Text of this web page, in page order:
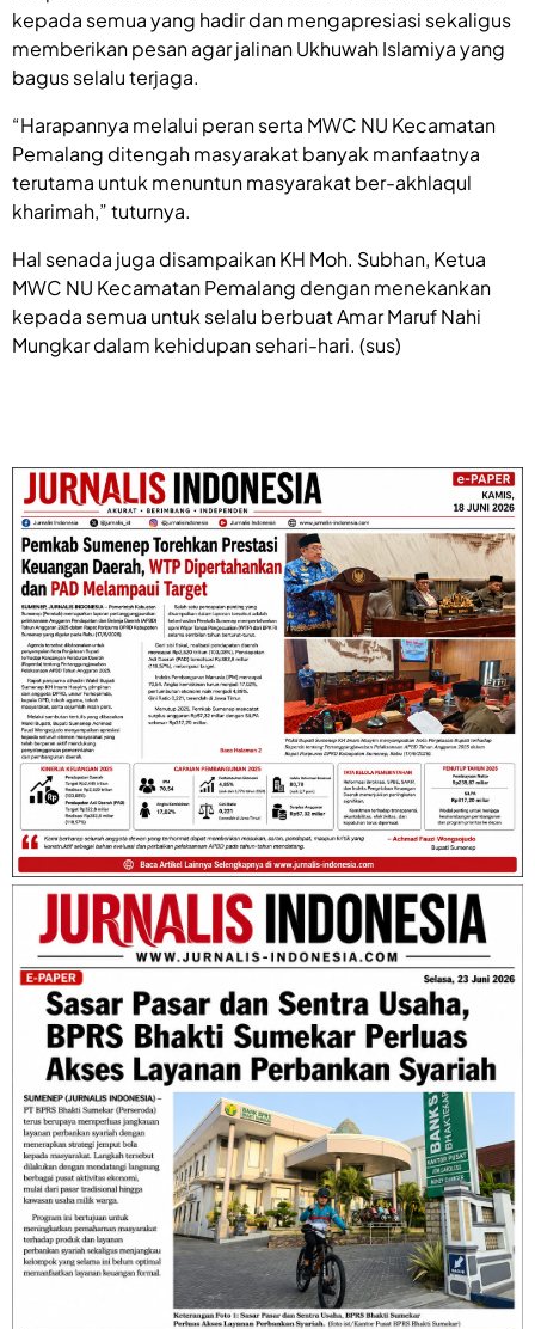
kepada semua yang hadir dan mengapresiasi sekaligus
memberikan pesan agar jalinan Ukhuwah Islamiya yang
bagus selalu terjaga.
“Harapannya melalui peran serta MWC NU Kecamatan
Pemalang ditengah masyarakat banyak manfaatnya
terutama untuk menuntun masyarakat ber-akhlaqul
kharimah,” tuturnya.
Hal senada juga disampaikan KH Moh. Subhan, Ketua
MWC NU Kecamatan Pemalang dengan menekankan
kepada semua untuk selalu berbuat Amar Maruf Nahi
Mungkar dalam kehidupan sehari-hari. (sus)